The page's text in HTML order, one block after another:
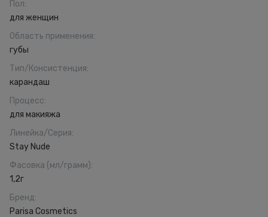
Пол:
для женщин
Область применения:
губы
Тип/Консистенция:
карандаш
Процесс:
для макияжа
Линейка/Серия:
Stay Nude
Фасовка (мл/грамм):
1,2г
Бренд:
Parisa Cosmetics